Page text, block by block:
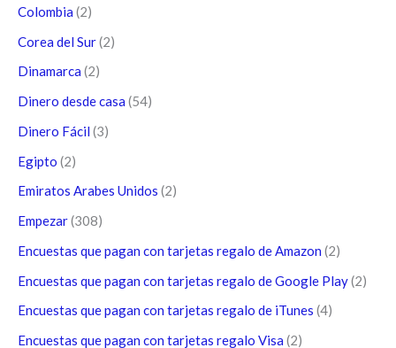
Colombia (2)
Corea del Sur(2)
Dinamarca (2)
Dinero desde casa (54)
Dinero Fácil (3)
Egipto (2)
Emiratos Arabes Unidos (2)
Empezar(308)
Encuestas que pagan con tarjetas regalo de Amazon (2)
Encuestas que pagan con tarjetas regalo de Google Play(2)
Encuestas que pagan con tarjetas regalo de iTunes (4)
Encuestas que pagan con tarjetas regalo Visa (2)